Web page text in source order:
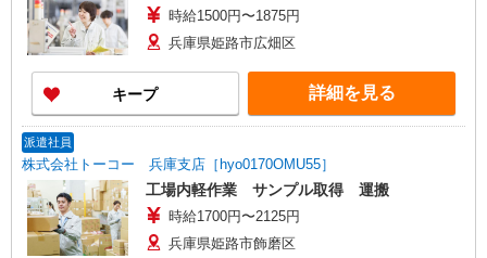
時給1500円〜1875円
兵庫県姫路市広畑区
キープ 詳細を見る
派遣社員
株式会社トーコー 兵庫支店［hyo0170OMU55］
工場内軽作業 サンプル取得 運搬
時給1700円〜2125円
兵庫県姫路市飾磨区